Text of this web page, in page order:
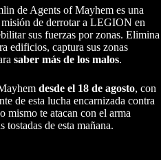
de Agents of Mayhem es una
de derrotar a LEGION en
sus fuerzas por zonas. Elimina
edificios, captura sus zonas
saber más de los malos.
desde el 18 de agosto, con
de esta lucha encarnizada contra
te atacan con el arma
tostadas de esta mañana.